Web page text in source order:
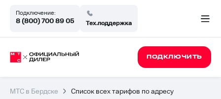
Подключение:
8 (800) 700 89 05 Тех.поддержка
ПОДКЛЮЧИТЬ
МТС в Бердске Список всех тарифов по адресу